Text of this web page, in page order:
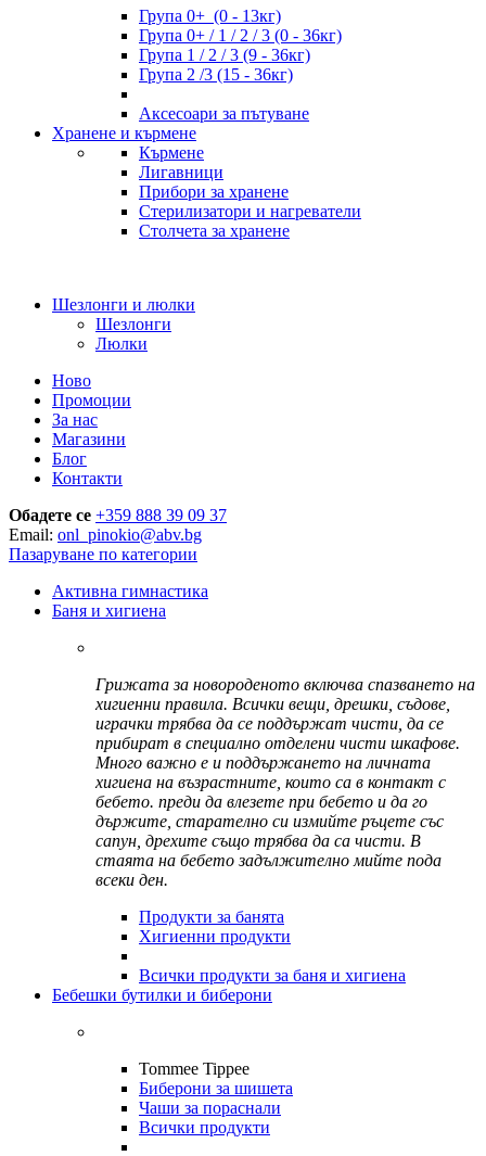
Група 0+ (0 - 13кг)
Група 0+ / 1 / 2 / 3 (0 - 36кг)
Група 1 / 2 / 3 (9 - 36кг)
Група 2 /3 (15 - 36кг)
Аксесоари за пътуване
Хранене и кърмене
Кърмене
Лигавници
Прибори за хранене
Стерилизатори и нагреватели
Столчета за хранене
Шезлонги и люлки
Шезлонги
Люлки
Ново
Промоции
За нас
Магазини
Блог
Контакти
Обадете се +359 888 39 09 37
Email: onl_pinokio@abv.bg
Пазаруване по категории
Активна гимнастика
Баня и хигиена
Грижата за новороденото включва спазването на
хигиенни правила. Всички вещи, дрешки, съдове,
играчки трябва да се поддържат чисти, да се
прибират в специално отделени чисти шкафове.
Много важно е и поддържането на личната
хигиена на възрастните, които са в контакт с
бебето. преди да влезете при бебето и да го
държите, старателно си измийте ръцете със
сапун, дрехите също трябва да са чисти. В
стаята на бебето задължително мийте пода
всеки ден.
Продукти за банята
Хигиенни продукти
Всички продукти за баня и хигиена
Бебешки бутилки и биберони
Tommee Tippee
Биберони за шишета
Чаши за пораснали
Всички продукти